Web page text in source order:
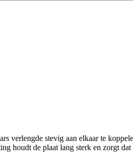
verlengde stevig aan elkaar te
houdt de plaat lang sterk en zorgt